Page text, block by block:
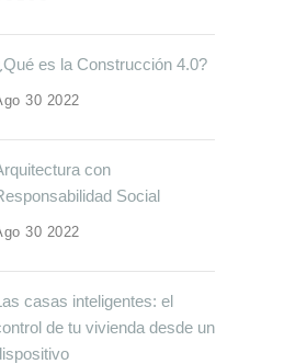
es la Construcción 4.0?
30 2022
con
Social
30 2022
casas inteligentes: el
de tu vivienda desde un